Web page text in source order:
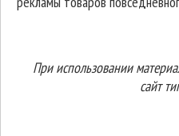
При использовании
сайт